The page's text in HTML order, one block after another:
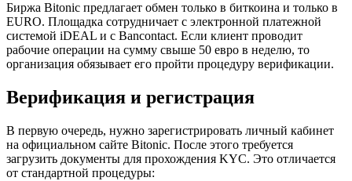
Биржа Bitonic предлагает обмен только в биткоина и только в
EURO. Площадка сотрудничает с электронной платежной
системой iDEAL и с Bancontact. Если клиент проводит
рабочие операции на сумму свыше 50 евро в неделю, то
организация обязывает его пройти процедуру верификации.
Верификация и регистрация
В первую очередь, нужно зарегистрировать личный кабинет
на официальном сайте Bitonic. После этого требуется
загрузить документы для прохождения KYC. Это отличается
от стандартной процедуры: